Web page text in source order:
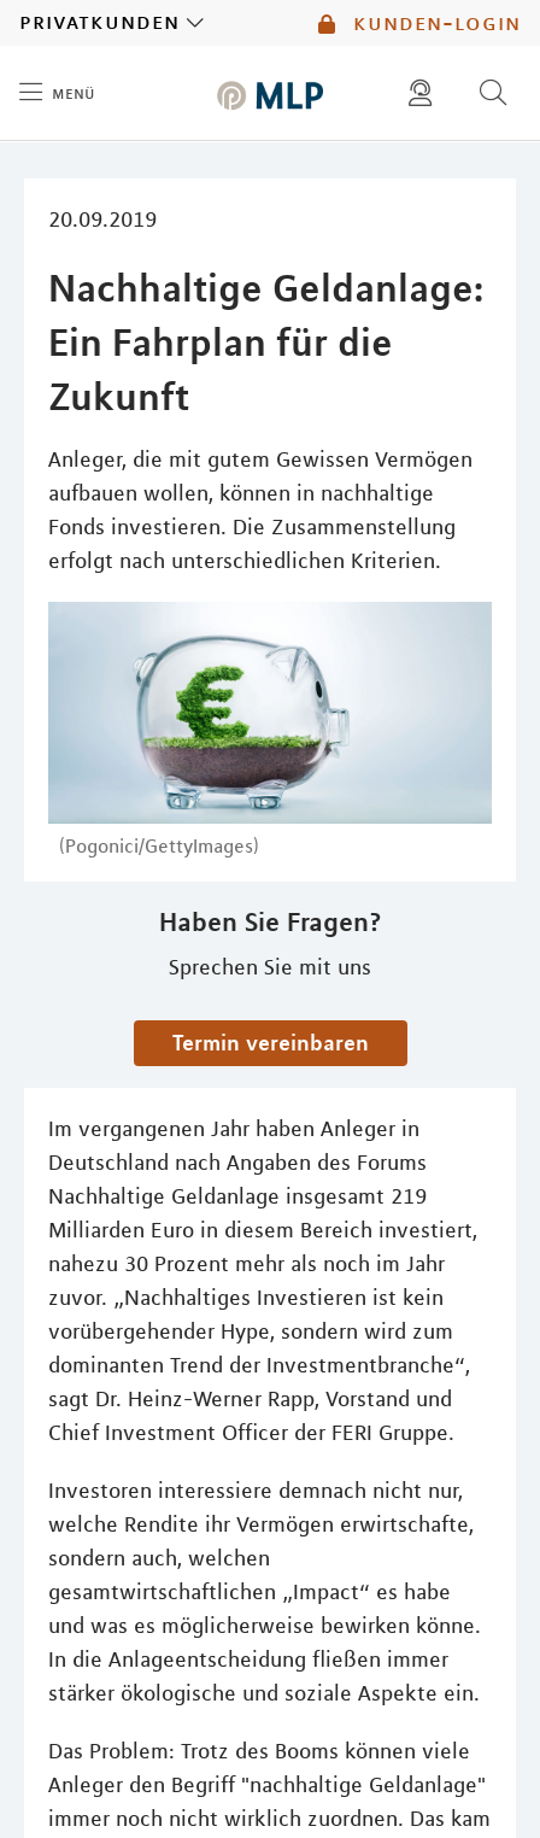
kunden-login
privatkunden
menü
20.09.2019
Nachhaltige Geldanlage:
Ein Fahrplan für die
Zukunft
Anleger, die mit gutem Gewissen Vermögen
aufbauen wollen, können in nachhaltige
Fonds investieren. Die Zusammenstellung
erfolgt nach unterschiedlichen Kriterien.
(Pogonici/GettyImages)
Haben Sie Fragen?
Sprechen Sie mit uns
Termin vereinbaren
Im vergangenen Jahr haben Anleger in
Deutschland nach Angaben des Forums
Nachhaltige Geldanlage insgesamt 219
Milliarden Euro in diesem Bereich investiert,
nahezu 30 Prozent mehr als noch im Jahr
zuvor. „Nachhaltiges Investieren ist kein
vorübergehender Hype, sondern wird zum
dominanten Trend der Investmentbranche“,
sagt Dr. Heinz-Werner Rapp, Vorstand und
Chief Investment Officer der FERI Gruppe.
Investoren interessiere demnach nicht nur,
welche Rendite ihr Vermögen erwirtschafte,
sondern auch, welchen
gesamtwirtschaftlichen „Impact“ es habe
und was es möglicherweise bewirken könne.
In die Anlageentscheidung fließen immer
stärker ökologische und soziale Aspekte ein.
Das Problem: Trotz des Booms können viele
Anleger den Begriff "nachhaltige Geldanlage"
immer noch nicht wirklich zuordnen. Das kam